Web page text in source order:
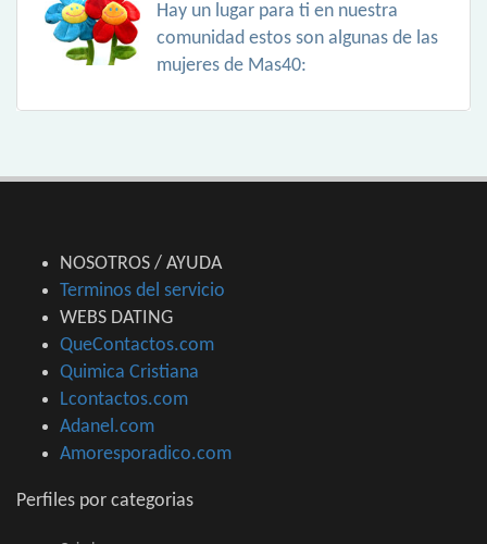
Hay un lugar para ti en nuestra
comunidad estos son algunas de las
mujeres de Mas40:
NOSOTROS / AYUDA
Terminos del servicio
WEBS DATING
QueContactos.com
Quimica Cristiana
Lcontactos.com
Adanel.com
Amoresporadico.com
Perfiles por categorias